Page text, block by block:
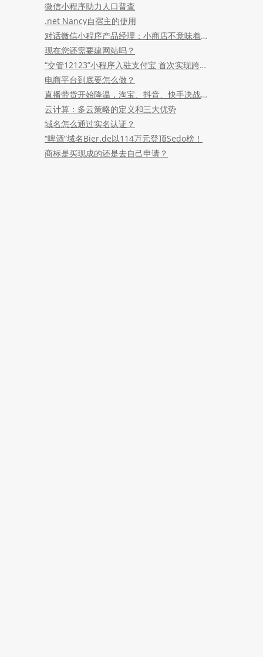
微信小程序助力人口普查
.net Nancy自宿主的使用
对话微信小程序产品经理：小商店不意味着腾讯要做电商
现在您还需要建网站吗？
“交管12123”小程序入驻支付宝 首次实现跨省查询
电商平台到底要怎么做？
直播带货开始降温，淘宝、抖音、快手决战新周期
云计算：多云策略的定义和三大优势
域名怎么通过实名认证？
“啤酒”域名Bier.de以114万元登顶Sedo榜！
商标是买现成的还是去自己申请？